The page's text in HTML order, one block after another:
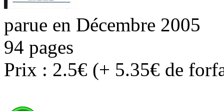
parue en Décembre 2005
94 pages
Prix : 2.5€ (+ 5.35€ de